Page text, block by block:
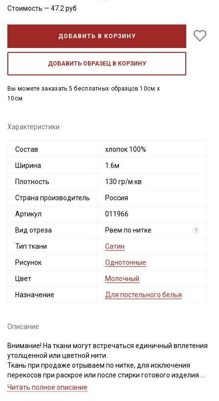
Стоимость — 47.2 руб
ДОБАВИТЬ В КОРЗИНУ
ДОБАВИТЬ ОБРАЗЕЦ В КОРЗИНУ
Вы можете заказать 5 бесплатных образцов 10см x
10см
Характеристики
Состав хлопок 100%
Ширина 1.6м
Плотность 130 гр/м.кв
Страна производитель Россия
Артикул 011966
Вид отреза Рвем по нитке ?
Тип ткани Сатин
Рисунок Однотонные
Цвет Молочный
Назначение Для постельного белья
Описание
Внимание! На ткани могут встречаться единичный вплетения
утолщенной или цветной нити.
Ткань при продаже отрываем по нитке, для исключения
перекосов при раскрое или после стирки готового изделия.
Важно, при выравнивании отреза, не срезать неровность, а
Читать полное описание